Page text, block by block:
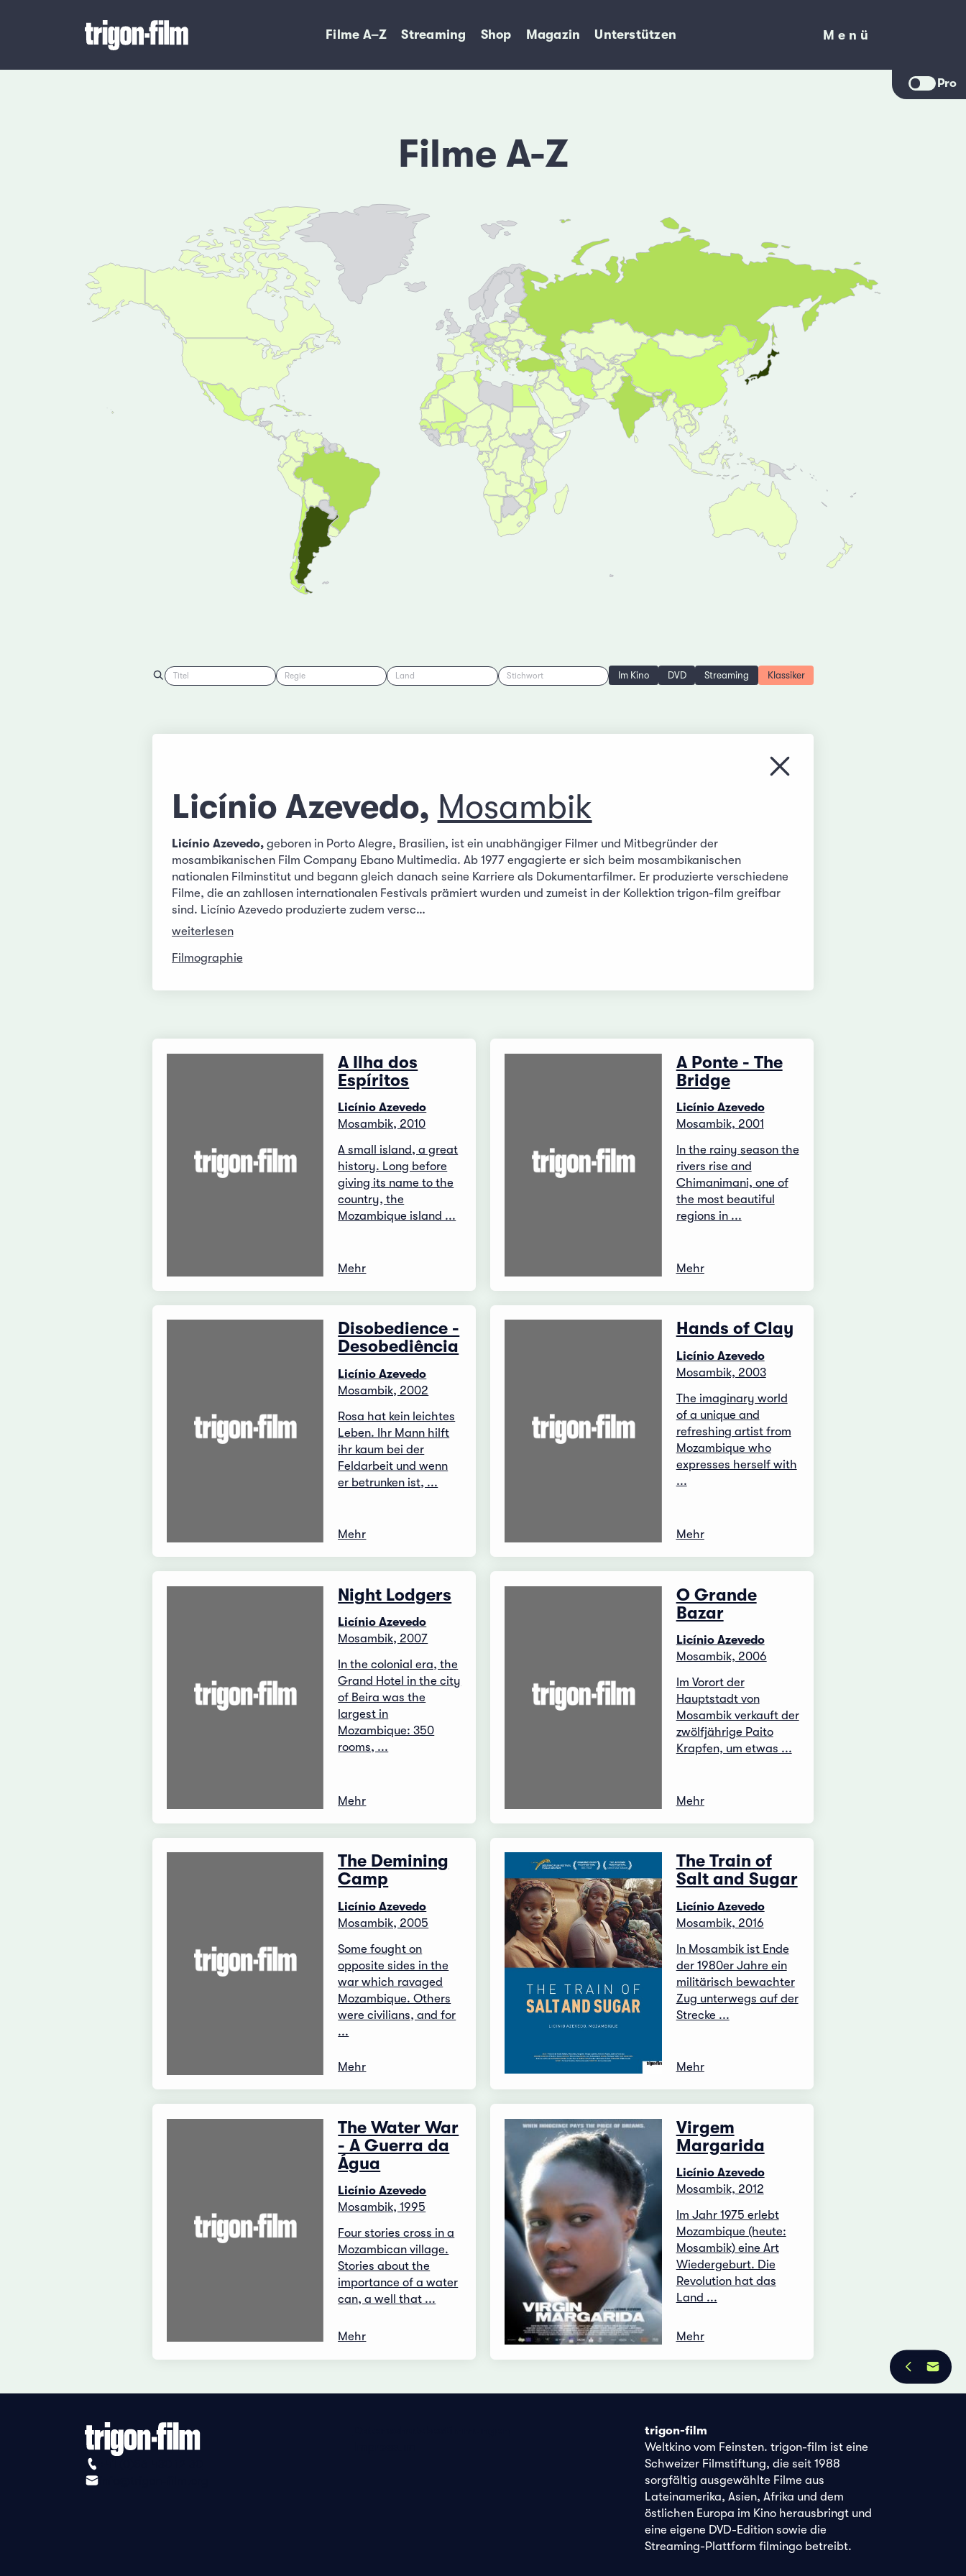
Filme A–Z Streaming Shop Magazin Unterstützen
Menü
Menü
Pro
Filme A-Z
Titel Regie Land Stichwort Im Kino DVD Streaming Klassiker
Menü schliessen
Licínio Azevedo, Mosambik
Licínio Azevedo, geboren in Porto Alegre, Brasilien, ist ein unabhängiger Filmer und Mitbegründer der
mosambikanischen Film Company Ebano Multimedia. Ab 1977 engagierte er sich beim mosambikanischen
nationalen Filminstitut und begann gleich danach seine Karriere als Dokumentarfilmer. Er produzierte verschiedene
Filme, die an zahllosen internationalen Festivals prämiert wurden und zumeist in der Kollektion trigon-film greifbar
sind. Licínio Azevedo produzierte zudem versc…
weiterlesen
Filmographie
A Ilha dos
Espíritos
Licínio Azevedo
Mosambik, 2010
A small island, a great
history. Long before
giving its name to the
country, the
Mozambique island ...
Mehr
A Ponte - The
Bridge
Licínio Azevedo
Mosambik, 2001
In the rainy season the
rivers rise and
Chimanimani, one of
the most beautiful
regions in ...
Mehr
Disobedience -
Desobediência
Licínio Azevedo
Mosambik, 2002
Rosa hat kein leichtes
Leben. Ihr Mann hilft
ihr kaum bei der
Feldarbeit und wenn
er betrunken ist, ...
Mehr
Hands of Clay
Licínio Azevedo
Mosambik, 2003
The imaginary world
of a unique and
refreshing artist from
Mozambique who
expresses herself with
...
Mehr
Night Lodgers
Licínio Azevedo
Mosambik, 2007
In the colonial era, the
Grand Hotel in the city
of Beira was the
largest in
Mozambique: 350
rooms, ...
Mehr
O Grande
Bazar
Licínio Azevedo
Mosambik, 2006
Im Vorort der
Hauptstadt von
Mosambik verkauft der
zwölfjährige Paito
Krapfen, um etwas ...
Mehr
The Demining
Camp
Licínio Azevedo
Mosambik, 2005
Some fought on
opposite sides in the
war which ravaged
Mozambique. Others
were civilians, and for
...
Mehr
The Train of
Salt and Sugar
Licínio Azevedo
Mosambik, 2016
In Mosambik ist Ende
der 1980er Jahre ein
militärisch bewachter
Zug unterwegs auf der
Strecke ...
Mehr
The Water War
- A Guerra da
Água
Licínio Azevedo
Mosambik, 1995
Four stories cross in a
Mozambican village.
Stories about the
importance of a water
can, a well that ...
Mehr
Virgem
Margarida
Licínio Azevedo
Mosambik, 2012
Im Jahr 1975 erlebt
Mozambique (heute:
Mosambik) eine Art
Wiedergeburt. Die
Revolution hat das
Land ...
Mehr
trigon-film
Weltkino vom Feinsten. trigon-film ist eine
Schweizer Filmstiftung, die seit 1988
sorgfältig ausgewählte Filme aus
Lateinamerika, Asien, Afrika und dem
östlichen Europa im Kino herausbringt und
eine eigene DVD-Edition sowie die
Streaming-Plattform filmingo betreibt.